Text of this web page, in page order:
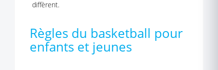
diffèrent.
Règles du basketball pour
enfants et jeunes